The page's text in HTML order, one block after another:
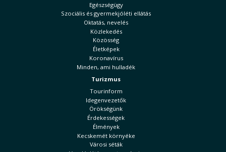
Egészségügy
Szociális és gyermekjóléti ellátás
Oktatás, nevelés
Közlekedés
Közösség
Életképek
Koronavírus
Minden, ami hulladék
Turizmus
Tourinform
Idegenvezetők
Örökségünk
Érdekességek
Élmények
Kecskemét környéke
Városi séták